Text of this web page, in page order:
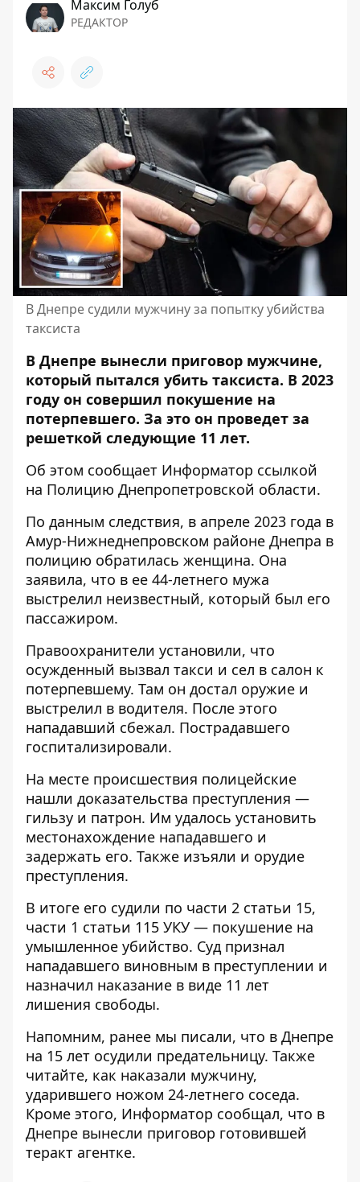
Максим Голуб
РЕДАКТОР
В Днепре судили мужчину за попытку убийства
таксиста
В Днепре вынесли приговор мужчине,
который пытался убить таксиста. В 2023
году он совершил покушение на
потерпевшего. За это он проведет за
решеткой следующие 11 лет.
Об этом сообщает Информатор ссылкой
на Полицию Днепропетровской области.
По данным следствия, в апреле 2023 года в
Амур-Нижнеднепровском районе Днепра в
полицию обратилась женщина. Она
заявила, что в ее 44-летнего мужа
выстрелил неизвестный, который был его
пассажиром.
Правоохранители установили, что
осужденный вызвал такси и сел в салон к
потерпевшему. Там он достал оружие и
выстрелил в водителя. После этого
нападавший сбежал. Пострадавшего
госпитализировали.
На месте происшествия полицейские
нашли доказательства преступления —
гильзу и патрон. Им удалось установить
местонахождение нападавшего и
задержать его. Также изъяли и орудие
преступления.
В итоге его судили по части 2 статьи 15,
части 1 статьи 115 УКУ — покушение на
умышленное убийство. Суд признал
нападавшего виновным в преступлении и
назначил наказание в виде 11 лет
лишения свободы.
Напомним, ранее мы писали, что в Днепре
на 15 лет осудили предательницу. Также
читайте, как наказали мужчину,
ударившего ножом 24-летнего соседа.
Кроме этого, Информатор сообщал, что в
Днепре вынесли приговор готовившей
теракт агентке.